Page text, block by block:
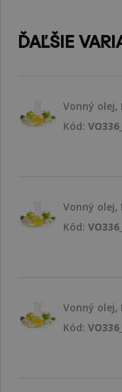
ĎAĽŠIE
Vonný olej,
Kód:
Vonný olej,
Kód:
Vonný olej,
Kód: